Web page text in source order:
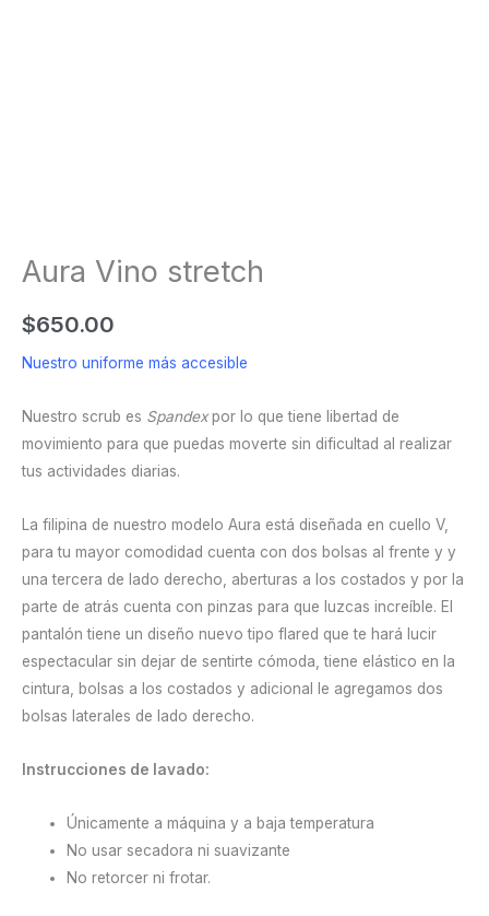
Aura Vino stretch
$650.00
Nuestro uniforme más accesible
Nuestro scrub es Spandexpor lo que tiene libertad de
movimiento para que puedas moverte sin dificultad al realizar
tus actividades diarias.
La filipina de nuestro modelo Aura está diseñada en cuello V,
para tu mayor comodidad cuenta con dos bolsas al frente y y
una tercera de lado derecho, aberturas a los costados y por la
parte de atrás cuenta con pinzas para que luzcas increíble. El
pantalón tiene un diseño nuevo tipo flared que te hará lucir
espectacular sin dejar de sentirte cómoda, tiene elástico en la
cintura, bolsas a los costados y adicional le agregamos dos
bolsas laterales de lado derecho.
Instrucciones de lavado:
Únicamente a máquina y a baja temperatura
No usar secadora ni suavizante
No retorcer ni frotar.